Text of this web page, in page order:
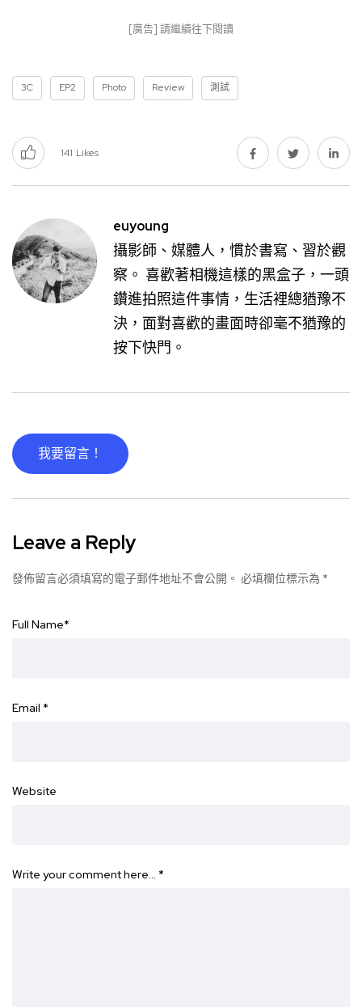
[廣告] 請繼續往下閱讀
3C EP2 Photo Review 測試
141 Likes
euyoung
攝影師、媒體人，慣於書寫、習於觀
察。 喜歡著相機這樣的黑盒子，一頭
鑽進拍照這件事情，生活裡總猶豫不
決，面對喜歡的畫面時卻毫不猶豫的
按下快門。
我要留言！
Leave a Reply
發佈留言必須填寫的電子郵件地址不會公開。 必填欄位標示為 *
Full Name*
Email *
Website
Write your comment here… *